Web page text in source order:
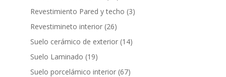
productos
Revestimiento Pared y techo 33
Revestimineto interior 2626
productos
Suelo cerámico de exterior 1414
Suelo Laminado 1919
productos
Suelo porcelámico interior 6767